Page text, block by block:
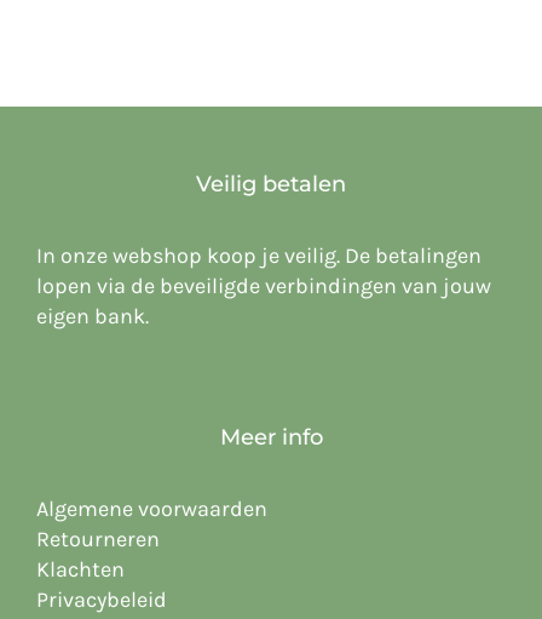
Veilig betalen
In onze webshop koop je veilig. De betalingen
lopen via de beveiligde verbindingen van jouw
eigen bank.
Meer info
Algemene voorwaarden
Retourneren
Klachten
Privacybeleid